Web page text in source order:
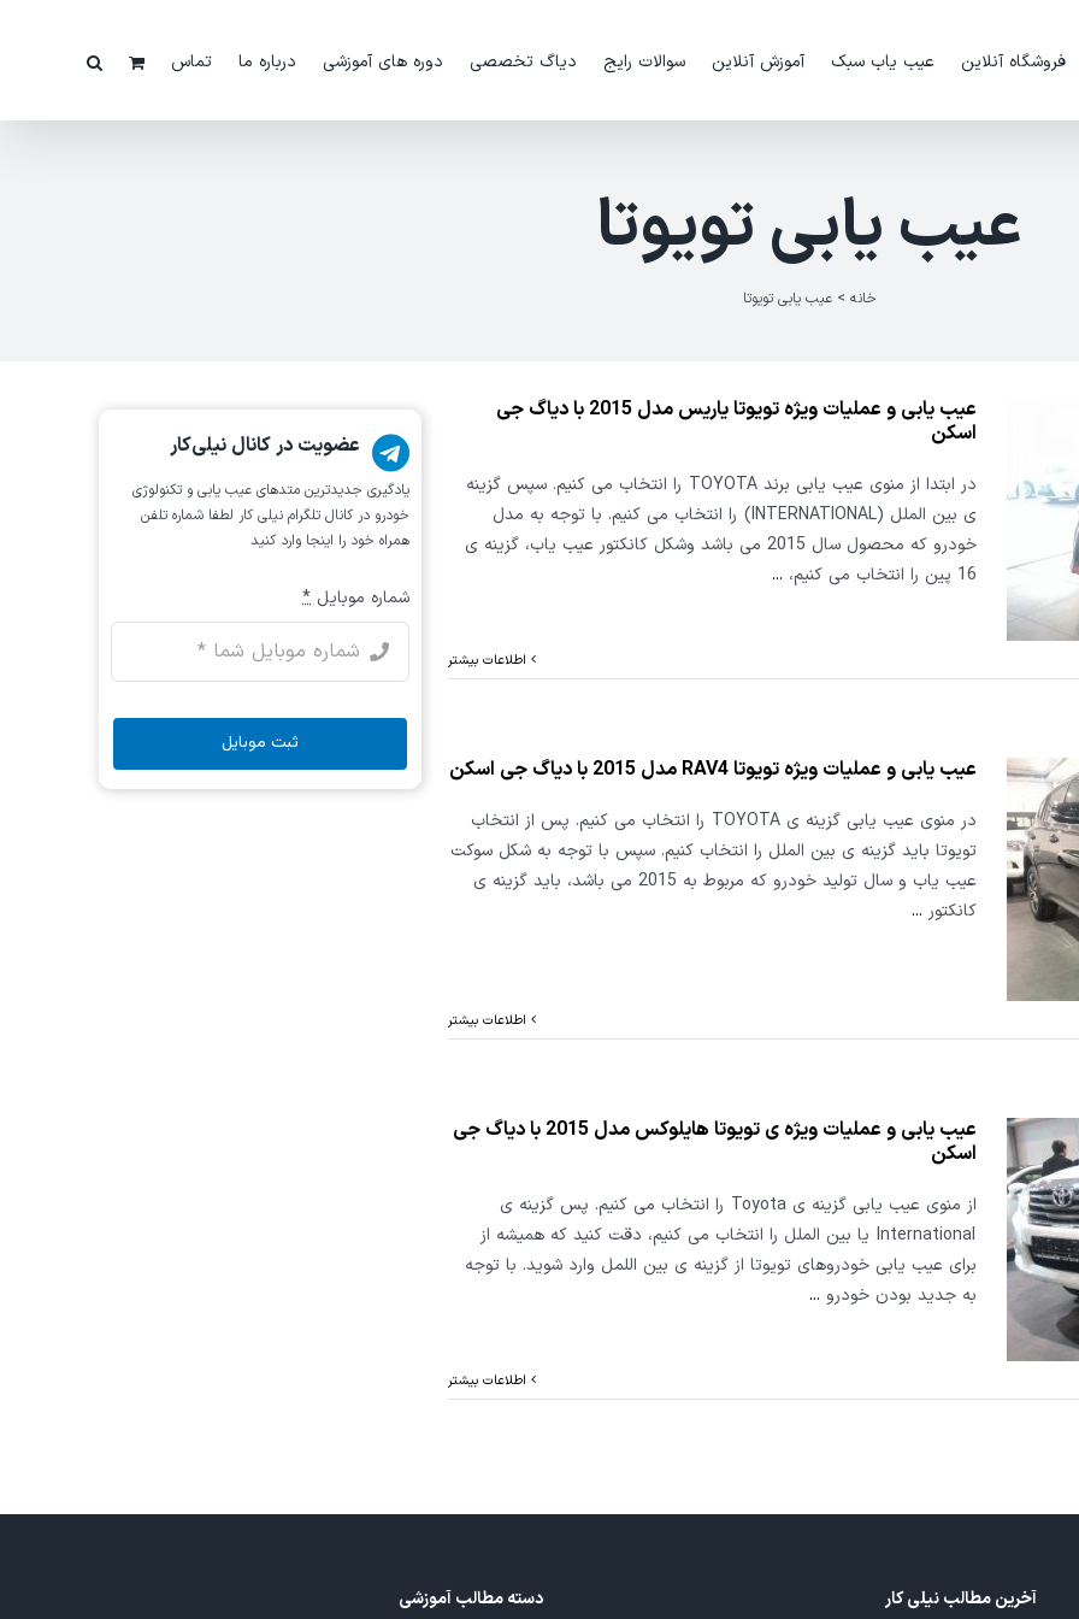
فروشگاه آنلاین عیب یاب سبک آموزش آنلاین سوالات رایج دیاگ تخصصی دوره های آموزشی درباره ما تماس
عیب یابی تویوتا
خانه >عیب یابی تویوتا
عیب یابی و عملیات ویژه تویوتا یاریس مدل 2015 با دیاگ جی
اسکن
در ابتدا از منوی عیب یابی برند TOYOTA را انتخاب می کنیم. سپس گزینه
ی بین الملل (INTERNATIONAL) را انتخاب می کنیم. با توجه به مدل
خودرو که محصول سال 2015 می باشد وشکل کانکتور عیب یاب، گزینه ی
16 پین را انتخاب می کنیم،
...
اطلاعات بیشتر
عیب یابی و عملیات ویژه تویوتا RAV4 مدل 2015 با دیاگ جی اسکن
در منوی عیب یابی گزینه ی TOYOTA را انتخاب می کنیم. پس از انتخاب
تویوتا باید گزینه ی بین الملل را انتخاب کنیم. سپس با توجه به شکل سوکت
عیب یاب و سال تولید خودرو که مربوط به 2015 می باشد، باید گزینه ی
کانکتور ...
اطلاعات بیشتر
عیب یابی و عملیات ویژه ی تویوتا هایلوکس مدل 2015 با دیاگ جی
اسکن
از منوی عیب یابی گزینه ی Toyota را انتخاب می کنیم. پس گزینه ی
International یا بین الملل را انتخاب می کنیم، دقت کنید که همیشه از
برای عیب یابی خودروهای تویوتا از گزینه ی بین اللمل وارد شوید. با توجه
به جدید بودن خودرو ...
اطلاعات بیشتر
عضویت در کانال نیلی‌کار
یادگیری جدیدترین متد‌های عیب یابی‌ و تکنولوژی
خودرو در کانال تلگرام نیلی کار لطفا شماره تلفن
همراه خود را اینجا وارد کنید
شماره موبایل *
ثبت موبایل
آخرین مطالب نیلی کار دسته مطالب آموزشی